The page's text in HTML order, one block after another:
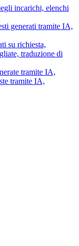
incarichi, elenchi
generati tramite IA,
su richiesta,
traduzione di
tramite IA,
tramite IA,